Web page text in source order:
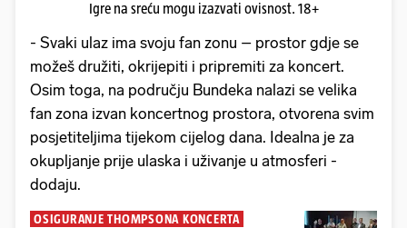
Igre na sreću mogu izazvati ovisnost. 18+
- Svaki ulaz ima svoju fan zonu – prostor gdje se
možeš družiti, okrijepiti i pripremiti za koncert.
Osim toga, na području Bundeka nalazi se velika
fan zona izvan koncertnog prostora, otvorena svim
posjetiteljima tijekom cijelog dana. Idealna je za
okupljanje prije ulaska i uživanje u atmosferi -
dodaju.
OSIGURANJE THOMPSONA KONCERTA